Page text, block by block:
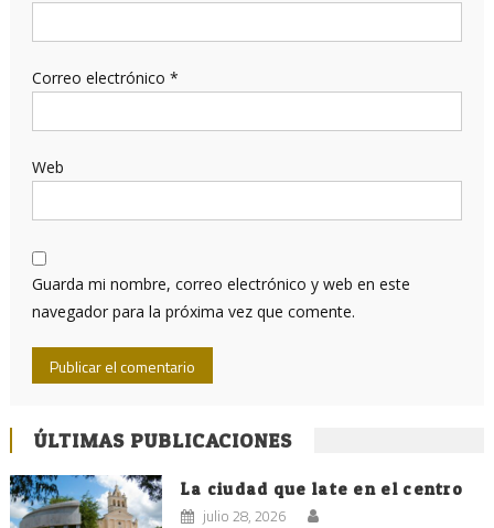
Correo electrónico *
Web
Guarda mi nombre, correo electrónico y web en este
navegador para la próxima vez que comente.
ÚLTIMAS PUBLICACIONES
La ciudad que late en el centro
julio 28, 2026